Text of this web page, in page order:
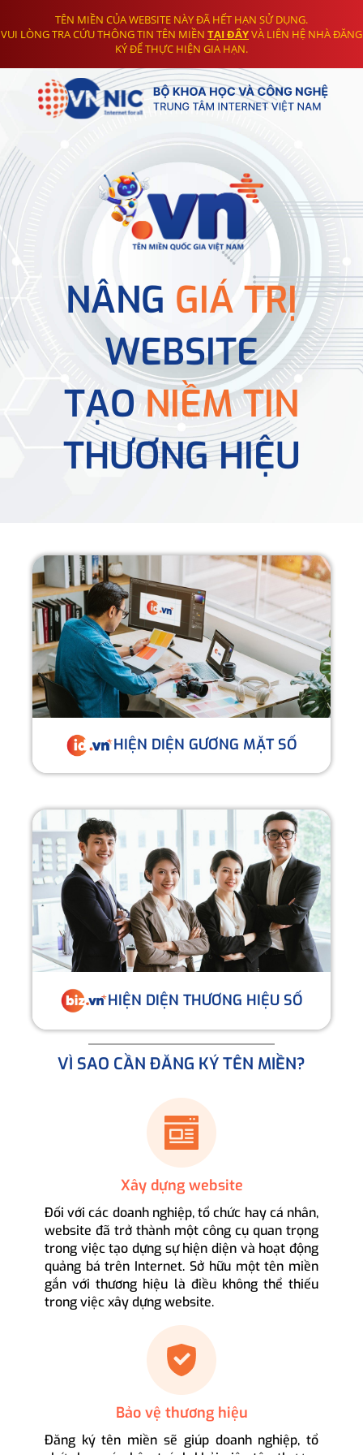
TÊN MIỀN CỦA WEBSITE NÀY ĐÃ HẾT HẠN SỬ DỤNG.
VUI LÒNG TRA CỨU THÔNG TIN TÊN MIỀN TẠI ĐÂYVÀ LIÊN HỆ NHÀ ĐĂNG
KÝ ĐỂ THỰC HIỆN GIA HẠN.
NÂNG GIÁ TRỊ
WEBSITE
TẠONIỀM TIN
THƯƠNG HIỆU
HIỆN DIỆN GƯƠNG MẶT SỐ
HIỆN DIỆN THƯƠNG HIỆU SỐ
VÌ SAO CẦN ĐĂNG KÝ TÊN MIỀN?
Xây dựng website
Đối với các doanh nghiệp, tổ chức hay cá nhân,
website đã trở thành một công cụ quan trọng
trong việc tạo dựng sự hiện diện và hoạt động
quảng bá trên Internet. Sở hữu một tên miền
gắn với thương hiệu là điều không thể thiếu
trong việc xây dựng website.
Bảo vệ thương hiệu
Đăng ký tên miền sẽ giúp doanh nghiệp, tổ